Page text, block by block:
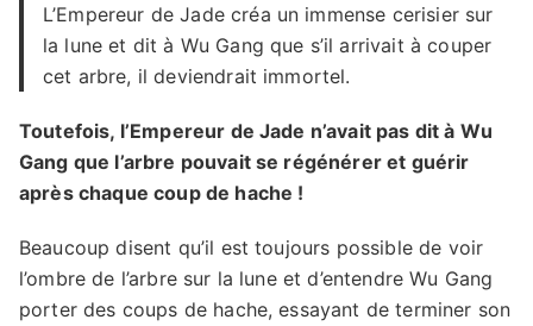
L’Empereur de Jade créa un immense cerisier sur
la lune et dit à Wu Gang que s’il arrivait à couper
cet arbre, il deviendrait immortel.
Toutefois, l’Empereur de Jade n’avait pas dit à Wu
Gang que l’arbre pouvait se régénérer et guérir
après chaque coup de hache !
Beaucoup disent qu’il est toujours possible de voir
l’ombre de l’arbre sur la lune et d’entendre Wu Gang
porter des coups de hache, essayant de terminer son